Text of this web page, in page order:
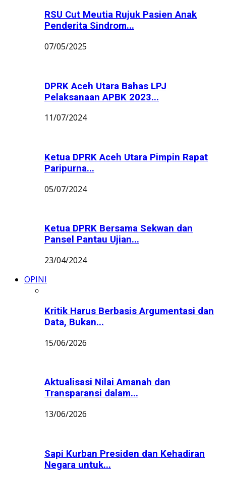
RSU Cut Meutia Rujuk Pasien Anak
Penderita Sindrom...
07/05/2025
DPRK Aceh Utara Bahas LPJ
Pelaksanaan APBK 2023...
11/07/2024
Ketua DPRK Aceh Utara Pimpin Rapat
Paripurna...
05/07/2024
Ketua DPRK Bersama Sekwan dan
Pansel Pantau Ujian...
23/04/2024
OPINI
Kritik Harus Berbasis Argumentasi dan
Data, Bukan...
15/06/2026
Aktualisasi Nilai Amanah dan
Transparansi dalam...
13/06/2026
Sapi Kurban Presiden dan Kehadiran
Negara untuk...